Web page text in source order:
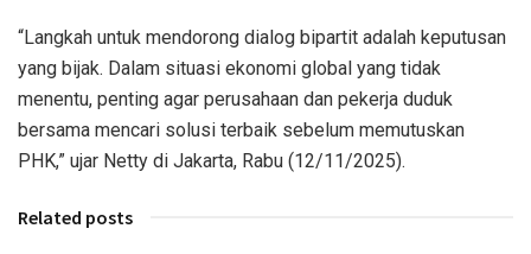
“Langkah untuk mendorong dialog bipartit adalah keputusan
yang bijak. Dalam situasi ekonomi global yang tidak
menentu, penting agar perusahaan dan pekerja duduk
bersama mencari solusi terbaik sebelum memutuskan
PHK,” ujar Netty di Jakarta, Rabu (12/11/2025).
Related posts